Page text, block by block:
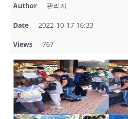
Author 관리자
Date 2022-10-17 16:33
Views 767